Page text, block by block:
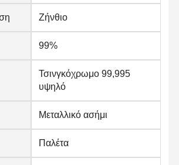
Σχετικά Με
Εμάς
Ζήνθιο
99%
Τσινγκόχρωμο 99,995
υψηλό
Μεταλλικό ασήμι
Παλέτα